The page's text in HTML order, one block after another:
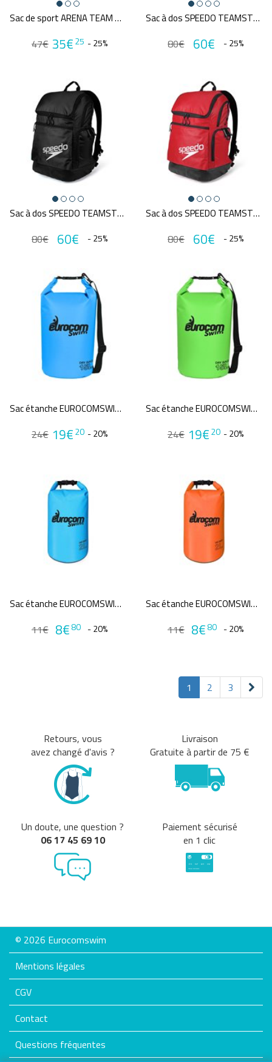
Sac de sport ARENA TEAM DUFFLE 40
47€ 35€25 - 25%
Sac à dos SPEEDO TEAMSTER 2.0 RUCKSACK 35L
80€ 60€ - 25%
Sac à dos SPEEDO TEAMSTER 2.0 RUCKSACK 35L
80€ 60€ - 25%
Sac à dos SPEEDO TEAMSTER 2.0 RUCKSACK 35L
80€ 60€ - 25%
Sac étanche EUROCOMSWIM DRY BAG 15L
24€ 19€20 - 20%
Sac étanche EUROCOMSWIM DRY BAG 15L
24€ 19€20 - 20%
Sac étanche EUROCOMSWIM DRY BAG 2L
11€ 8€80 - 20%
Sac étanche EUROCOMSWIM DRY BAG 2L
11€ 8€80 - 20%
1 2 3
Retours, vous
avez changé d'avis ?
Livraison
Gratuite à partir de 75 €
Un doute, une question ?
06 17 45 69 10
Paiement sécurisé
en 1 clic
© 2026 Eurocomswim
Mentions légales
CGV
Contact
Questions fréquentes